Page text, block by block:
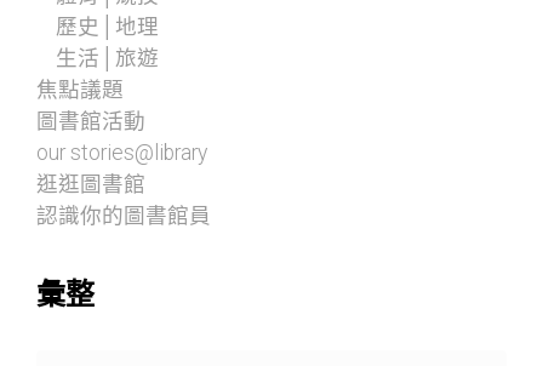
歷史│地理
生活│旅遊
焦點議題
圖書館活動
our stories@library
逛逛圖書館
認識你的圖書館員
彙整